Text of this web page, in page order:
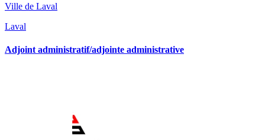
Ville de Laval
Laval
Adjoint administratif/adjointe administrative